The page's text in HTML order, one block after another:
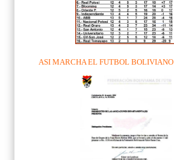
ASI MARCHA EL FUTBOL BOLIVIANO